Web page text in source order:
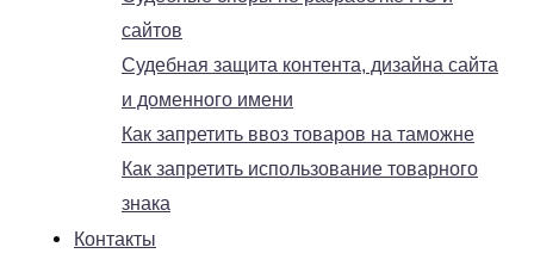
сайтов
Судебная защита контента, дизайна сайта
и доменного имени
Как запретить ввоз товаров на таможне
Как запретить использование товарного
знака
Контакты